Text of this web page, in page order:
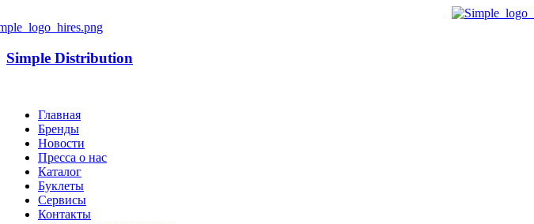
Simple Distribution
Главная
Бренды
Новости
Пресса о нас
Каталог
Буклеты
Сервисы
Контакты